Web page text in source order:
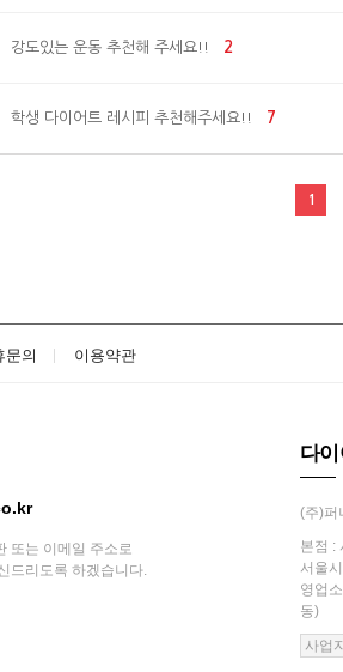
강도있는 운동 추천해 주세요!! 2
학생 다이어트 레시피 추천해주세요!! 7
1
문의 이용약관
또는 이메일 주소로
드리도록 하겠습니다.
다
(주)퍼
본점 :
서울
영업
동)
사업